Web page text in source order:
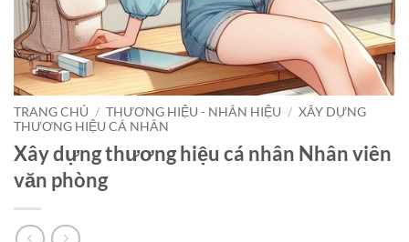
TRANG CHỦ / THƯƠNG HIỆU - NHÂN HIỆU / XÂY DỰNG
THƯƠNG HIỆU CÁ NHÂN
Xây dựng thương hiệu cá nhân Nhân viên
văn phòng